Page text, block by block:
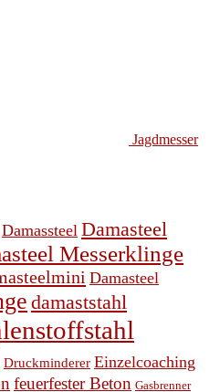
Jagdmesser
Damassteel Damasteel
Messerklinge
Damasteel
damaststahl
Druckminderer Einzelcoaching
feuerfester Beton Gasbrenner